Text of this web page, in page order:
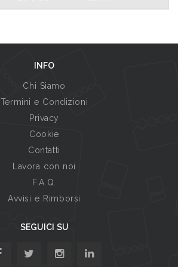
INFO
Chi Siamo
Termini e Condizioni
Privacy
Cookie
Contatti
Lavora con noi
F.A.Q.
Avvisi e Rimborsi
SEGUICI SU